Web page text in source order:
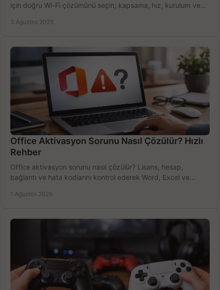
için doğru Wi-Fi çözümünü seçin; kapsama, hız, kurulum ve
3 Ağustos 2026
Office Aktivasyon Sorunu Nasıl Çözülür? Hızlı
Rehber
Office aktivasyon sorunu nasıl çözülür? Lisans, hesap,
bağlantı ve hata kodlarını kontrol ederek Word, Excel ve
1 Ağustos 2026